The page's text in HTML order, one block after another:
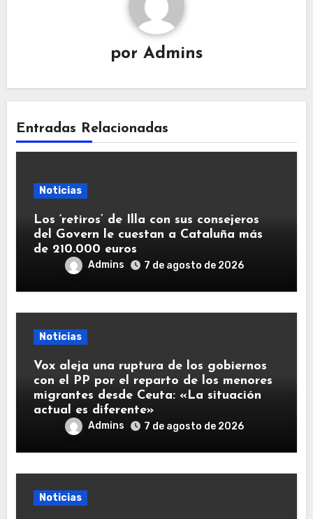
por Admins
Entradas Relacionadas
Noticias
Los ‘retiros’ de Illa con sus consejeros
del Govern le cuestan a Cataluña más
de 210.000 euros
Admins 7 de agosto de 2026
Noticias
Vox aleja una ruptura de los gobiernos
con el PP por el reparto de los menores
migrantes desde Ceuta: «La situación
actual es diferente»
Admins 7 de agosto de 2026
Noticias